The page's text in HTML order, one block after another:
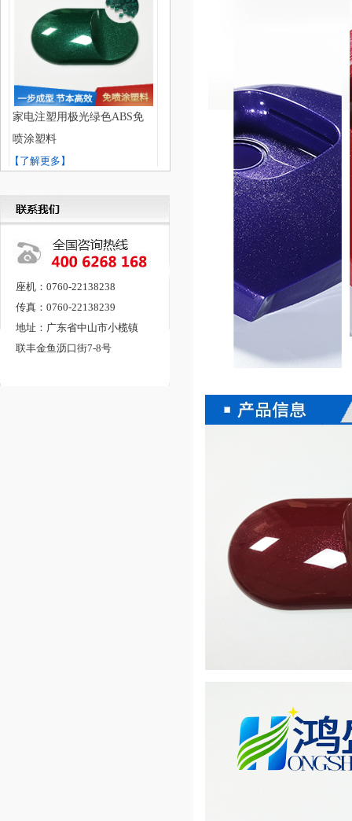
家电注塑用极光绿色ABS免
喷涂塑料
【了解更多】
弱金属效果酒庄红色ABS免
喷涂塑料
座机：0760-22138238
传真：0760-22138239
地址：广东省中山市小榄镇
联丰金鱼沥口街7-8号